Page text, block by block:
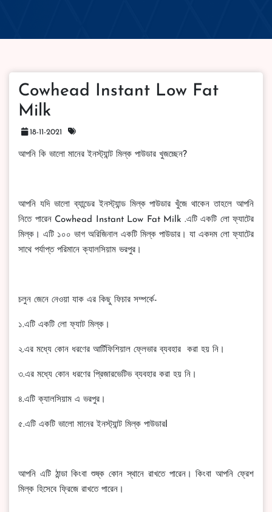
Cowhead Instant Low Fat
Milk
18-11-2021
আপনি কি ভালো মানের ইনস্ট্যান্ট মিল্ক পাউডার খুজচ্ছেন?
আপনি যদি ভালো ব্যান্ডের ইনস্ট্যান্ড মিল্ক পাউডার খুঁজে থাকেন তাহলে আপনি
নিতে পারেন Cowhead Instant Low Fat Milk .এটি একটি লো ফ্যাটের
মিল্ক। এটি ১০০ ভাগ অরিজিনাল একটি মিল্ক পাউডার। যা একদম লো ফ্যাটের
সাথে পর্যাপ্ত পরিমানে ক্যালসিয়াম ভরপুর।
চলুন জেনে নেওয়া যাক এর কিছু ফিচার সম্পর্কে-
১.এটি একটি লো ফ্যাট মিল্ক।
২.এর মধ্যে কোন ধরণের আর্টিফিশিয়াল ফ্লেভার ব্যবহার করা হয় নি।
৩.এর মধ্যে কোন ধরণের প্রিজারভেটিভ ব্যবহার করা হয় নি।
৪.এটি ক্যালসিয়াম এ ভরপুর।
৫.এটি একটি ভালো মানের ইনস্ট্যান্ট মিল্ক পাউডারl
আপনি এটি ঠান্ডা কিংবা শুষ্ক কোন স্থানে রাখতে পারেন। কিংবা আপনি ফ্রেশ
মিল্ক হিসেবে ফ্রিজে রাখতে পারেন।